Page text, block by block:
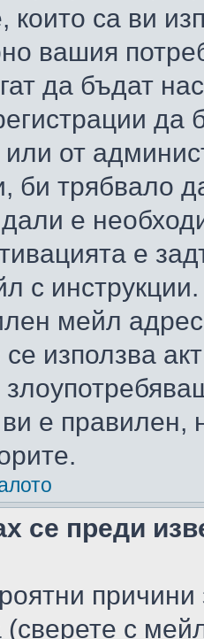
които са ви
вашия
да бъдат
да
или от
би трябвало
е
е
с
мейл
използва
е правилен,
се преди
с